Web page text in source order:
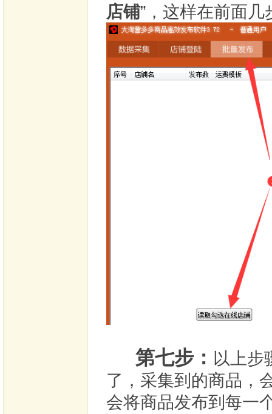
店铺”，这样在前面
第七步： 以上步
了，采集到的商品，
会将商品发布到每一